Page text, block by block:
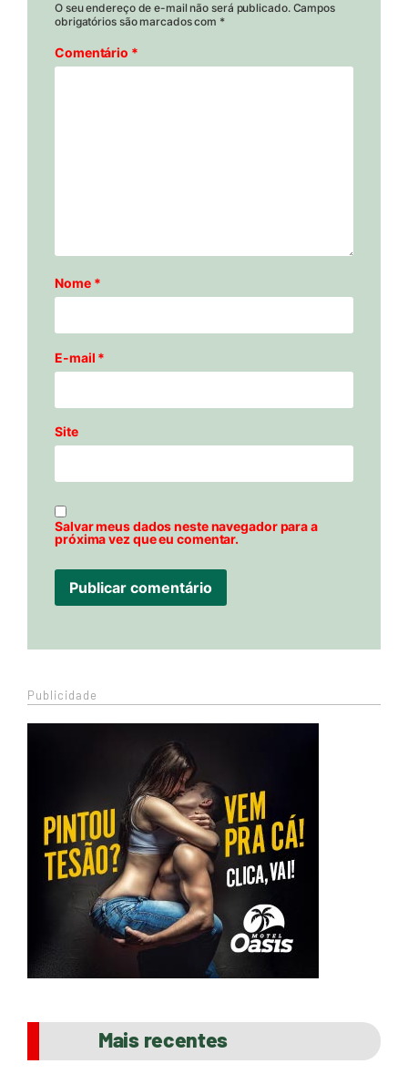
O seu endereço de e-mail não será publicado. Campos
obrigatórios são marcados com *
Comentário *
Nome *
E-mail *
Site
Salvar meus dados neste navegador para a
próxima vez que eu comentar.
Publicidade
Mais recentes